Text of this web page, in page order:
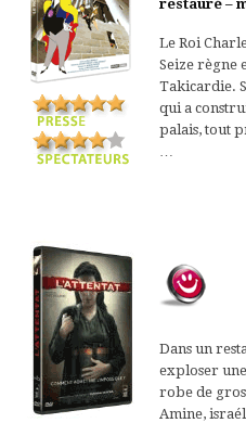
restauré –
Le Roi
Seize règne
Takicardie.
qui a
palais, tout
Dans un
exploser
robe de
Amine,